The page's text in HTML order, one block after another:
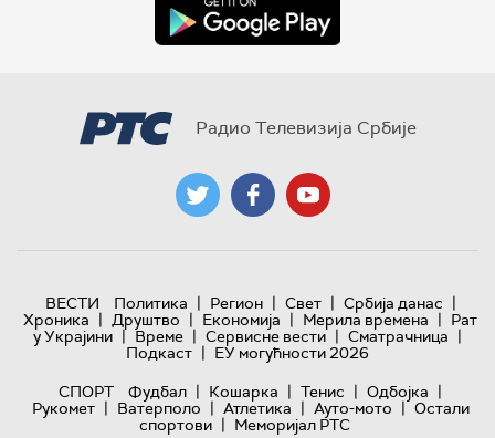
Радио Телевизија Србије
ВЕСТИ Политика | Регион | Свет | Србија данас |
Хроника | Друштво | Економија | Мерила времена | Рат
у Украјини | Време | Сервисне вести | Сматрачница |
Подкаст | ЕУ могућности 2026
СПОРТ
Фудбал | Кошарка | Тенис | Одбојка |
Рукомет | Ватерполо | Атлетика | Ауто-мото | Остали
спортови | Меморијал РТС